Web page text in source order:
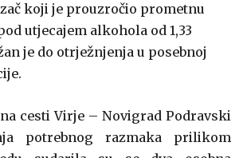
koji je prouzročio prometnu
utjecajem alkohola od 1,33
je do otrježnjenja u posebnoj
na cesti Virje – Novigrad Podravski
potrebnog razmaka prilikom